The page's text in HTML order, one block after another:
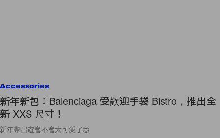
Accessories
新年新包：Balenciaga 受歡迎手袋 Bistro，推出全
新 XXS 尺寸！
新年帶出遊會不會太可愛了😍